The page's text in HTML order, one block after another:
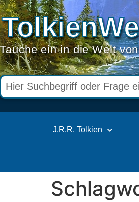
Tauche ein in die Welt
J.R.R. Tolkien